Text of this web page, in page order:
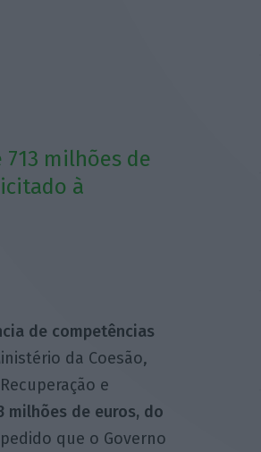
milhões de
à
de competências
da Coesão,
e
milhões de euros, do
que o Governo